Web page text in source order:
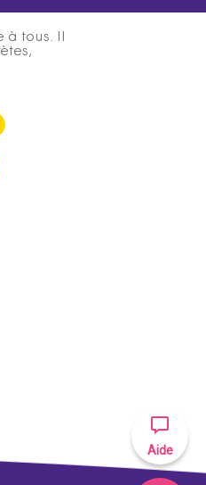
Aide
tous. Il